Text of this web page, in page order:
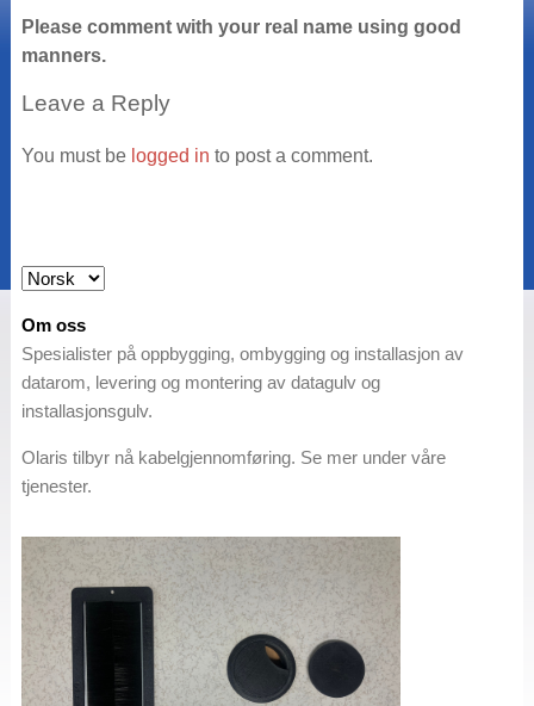
Please comment with your real name using good
manners.
Leave a Reply
You must be logged in to post a comment.
Om oss
Spesialister på oppbygging, ombygging og installasjon av
datarom, levering og montering av datagulv og
installasjonsgulv.
Olaris tilbyr nå kabelgjennomføring. Se mer under våre
tjenester.